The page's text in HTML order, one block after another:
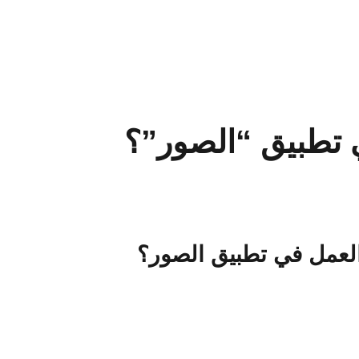
“الصور”؟
في تطبيق الصور؟